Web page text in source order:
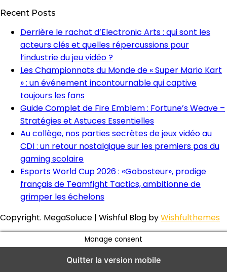
Recent Posts
Derrière le rachat d’Electronic Arts : qui sont les
acteurs clés et quelles répercussions pour
l’industrie du jeu vidéo ?
Les Championnats du Monde de « Super Mario Kart
» : un événement incontournable qui captive
toujours les fans
Guide Complet de Fire Emblem : Fortune’s Weave –
Stratégies et Astuces Essentielles
Au collège, nos parties secrètes de jeux vidéo au
CDI : un retour nostalgique sur les premiers pas du
gaming scolaire
Esports World Cup 2026 : «Gobosteur», prodige
français de Teamfight Tactics, ambitionne de
grimper les échelons
Copyright. MegaSoluce | Wishful Blog byWishfulthemes
Manage consent
Quitter la version mobile